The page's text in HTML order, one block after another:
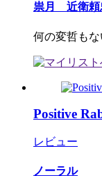
祟月 近衛頼
何の変哲も
Positive
レビュー
ノーラル